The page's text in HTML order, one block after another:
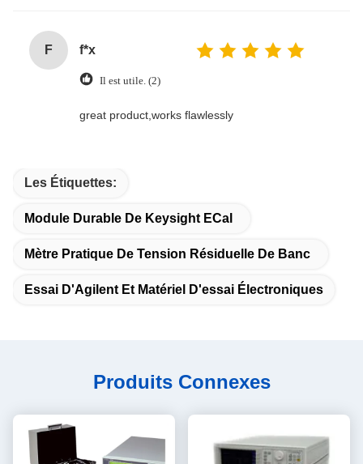
F f*x
Il est utile. (2)
great product,works flawlessly
Les Étiquettes:
Module Durable De Keysight ECal
Mètre Pratique De Tension Résiduelle De Banc
Essai D'Agilent Et Matériel D'essai Électroniques
Produits Connexes